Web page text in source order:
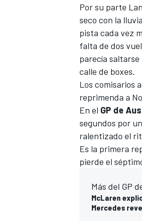
Por su parte
seco con la lluvia
pista cada vez
falta de dos
parecía
calle de boxes.
Los comisarios
reprimenda a
En el GP de
segundos por
ralentizado el
Es la primera
pierde el
Más del GP
McLaren
Mercedes